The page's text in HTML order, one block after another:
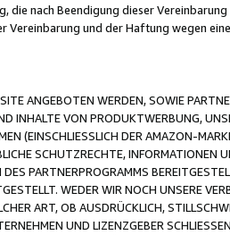
die nach Beendigung dieser
Vereinbarung und der Haftung wegen
ANGEBOTEN WERDEN, SOWIE
INHALTE VON PRODUKTWERBUNG,
(EINSCHLIESSLICH DER AMAZON-
SCHUTZRECHTE, INFORMATIONEN
PARTNERPROGRAMMS
WEDER WIR NOCH UNSERE
ART, OB AUSDRÜCKLICH,
UND LIZENZGEBER